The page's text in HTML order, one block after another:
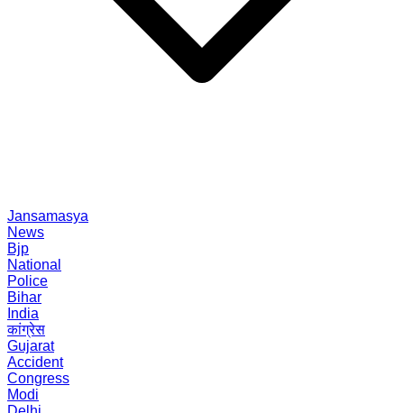
Jansamasya
News
Bjp
National
Police
Bihar
India
कांग्रेस
Gujarat
Accident
Congress
Modi